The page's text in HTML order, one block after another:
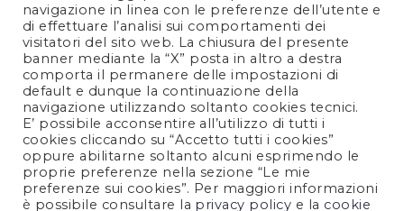
COOKIES POLICY
LEGAL NOTES
CONTACTS
FOLLOW US
navigazione in linea con le preferenze dell’utente e
di effettuare l’analisi sui comportamenti dei
visitatori del sito web. La chiusura del presente
banner mediante la “X” posta in altro a destra
comporta il permanere delle impostazioni di
default e dunque la continuazione della
navigazione utilizzando soltanto cookies tecnici.
E’ possibile acconsentire all’utilizzo di tutti i
cookies cliccando su “Accetto tutti i cookies”
oppure abilitarne soltanto alcuni esprimendo le
proprie preferenze nella sezione “Le mie
preferenze sui cookies”. Per maggiori informazioni
è possibile consultare la privacy policy e la cookie